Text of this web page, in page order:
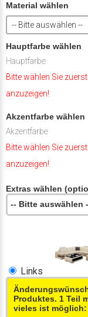
Material wählen
-- Bitte auswählen --
Hauptfarbe wählen
Hauptfarbe
Bitte wählen Sie
anzuzeigen!
Akzentfarbe wählen
Akzentfarbe
Bitte wählen Sie
anzuzeigen!
Extras wählen
-- Bitte auswählen
Links
Produktes. 1 Teil
vieles ist möglich: